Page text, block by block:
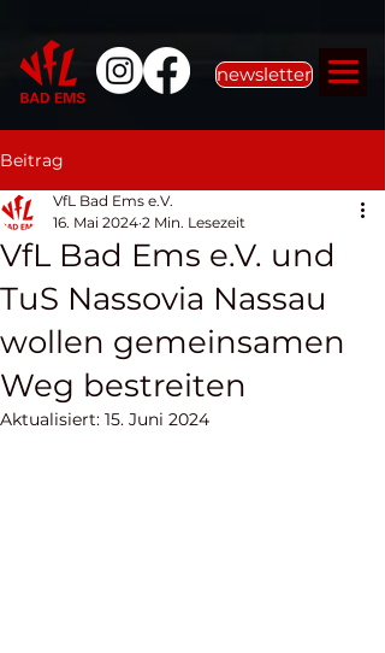
newsletter
Beitrag
VfL Bad Ems e.V. und
TuS Nassovia Nassau
wollen gemeinsamen
Weg bestreiten
VfL Bad Ems e.V.
16. Mai 2024 2 Min. Lesezeit
Aktualisiert: 15. Juni 2024